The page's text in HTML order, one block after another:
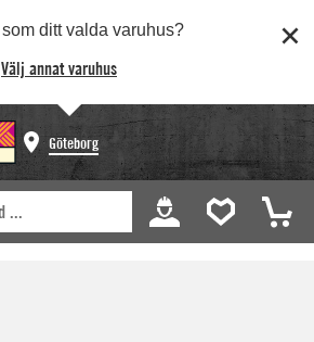
som ditt valda varuhus?
Välj annat varuhus
Göteborg